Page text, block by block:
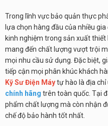
Trong lĩnh vực bảo quản thực
lựa chọn hàng đầu của nhiều
kinh nghiệm trong sản xuất
mang đến chất lượng vượt trội
mọi nhu cầu sử dụng. Đặc biệt,
tiếp cận mọi phân khúc khách
Kỹ Sư Điện Máytự hào là địa chỉ
chính hãng trên toàn quốc. Tại
phẩm chất lượng mà còn nhận
chế độ bảo hành tốt nhất.